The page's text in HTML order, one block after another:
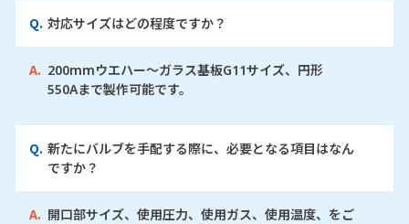
Q. 対応サイズはどの程度ですか？
A. 200mmウエハー～ガラス基板G11サイズ、円形
550Aまで製作可能です。
Q. 新たにバルブを手配する際に、必要となる項目はなん
ですか？
A. 開口部サイズ、使用圧力、使用ガス、使用温度、をご